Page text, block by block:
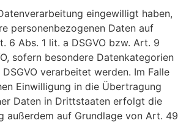
eingewilligt haben,
personenbezogenen Daten auf
6 Abs. 1 lit. a DSGVO bzw. Art. 9
sofern besondere Datenkategorien
verarbeitet werden. Im Falle
Einwilligung in die Übertragung
Daten in Drittstaaten erfolgt die
außerdem auf Grundlage von Art. 49